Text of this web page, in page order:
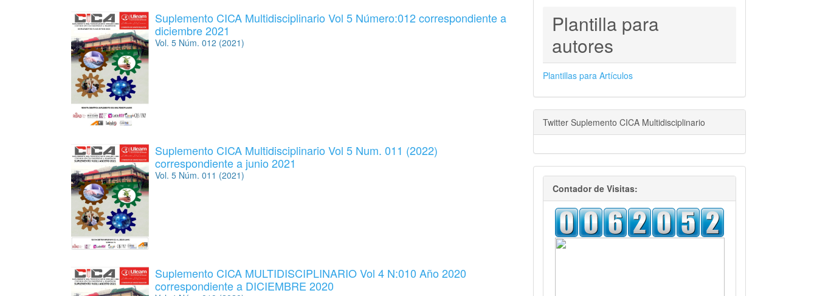
Suplemento CICA Multidisciplinario Vol 5 Número:012 correspondiente a
diciembre 2021
Vol. 5 Núm. 012 (2021)
Suplemento CICA Multidisciplinario Vol 5 Num. 011 (2022)
correspondiente a junio 2021
Vol. 5 Núm. 011 (2021)
Suplemento CICA MULTIDISCIPLINARIO Vol 4 N:010 Año 2020
correspondiente a DICIEMBRE 2020
PLANTILLAS
PARA
AUTORES
Plantilla para
autores
Plantillas para Artículos
Twitter Suplemento CICA Multidisciplinario
visitas
Contador de Visitas: